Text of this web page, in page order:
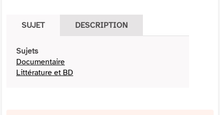
SUJET DESCRIPTION
Sujets
Documentaire
Littérature et BD